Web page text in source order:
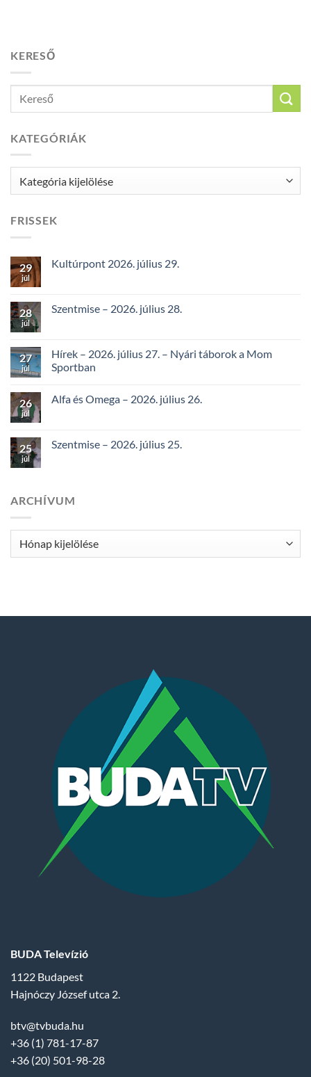
KERESŐ
KATEGÓRIÁK
FRISSEK
29
júl
Kultúrpont 2026. július 29.
28
júl
Szentmise – 2026. július 28.
27
júl
Hírek – 2026. július 27. – Nyári táborok a Mom
Sportban
26
júl
Alfa és Omega – 2026. július 26.
25
júl
Szentmise – 2026. július 25.
ARCHÍVUM
Archívum
BUDA Televízió
1122 Budapest
Hajnóczy József utca 2.
btv@tvbuda.hu
+36 (1) 781-17-87
+36 (20) 501-98-28